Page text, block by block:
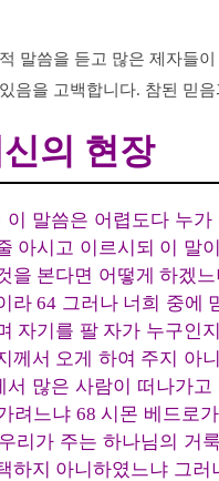
말씀을 듣고 많은 제자들
음을 고백합니다. 참된 믿
의 현장
말씀은 어렵도다 누
아시고 이르시되 이 말
을 본다면 어떻게 하겠
라 64 그러나 너희 중에
자기를 팔 자가 누구인
께서 오게 하여 주지 아
많은 사람이 떠나가
려느냐 68 시몬 베드로
리가 주는 하나님의 거
하지 아니하였느냐 그